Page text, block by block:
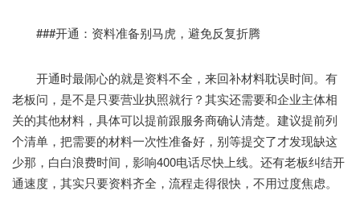
###开通：资料准备别马虎，避免反复折腾
开通时最闹心的就是资料不全，来回补材料耽误时间。有
老板问，是不是只要营业执照就行？其实还需要和企业主体相
关的其他材料，具体可以提前跟服务商确认清楚。建议提前列
个清单，把需要的材料一次性准备好，别等提交了才发现缺这
少那，白白浪费时间，影响400电话尽快上线。还有老板纠结开
通速度，其实只要资料齐全，流程走得很快，不用过度焦虑。